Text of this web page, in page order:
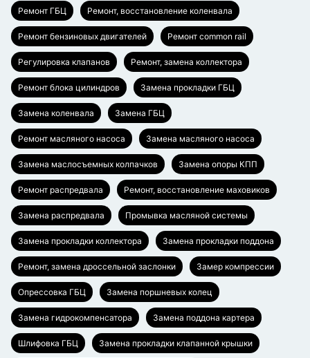
Ремонт ГБЦ Ремонт, восстановление коленвала
Ремонт бензиновых двигателей Ремонт common rail
Регулировка клапанов Ремонт, замена коллектора
Ремонт блока цилиндров Замена прокладки ГБЦ
Замена коленвала Замена ГБЦ
Ремонт масляного насоса Замена масляного насоса
Замена маслосъемных колпачков Замена опоры КПП
Ремонт распредвала Ремонт, восстановление маховиков
Замена распредвала Промывка масляной системы
Замена прокладки коллектора Замена прокладки поддона
Ремонт, замена дроссельной заслонки Замер компрессии
Опрессовка ГБЦ Замена поршневых колец
Замена гидрокомпенсатора Замена поддона картера
Шлифовка ГБЦ Замена прокладки клапанной крышки